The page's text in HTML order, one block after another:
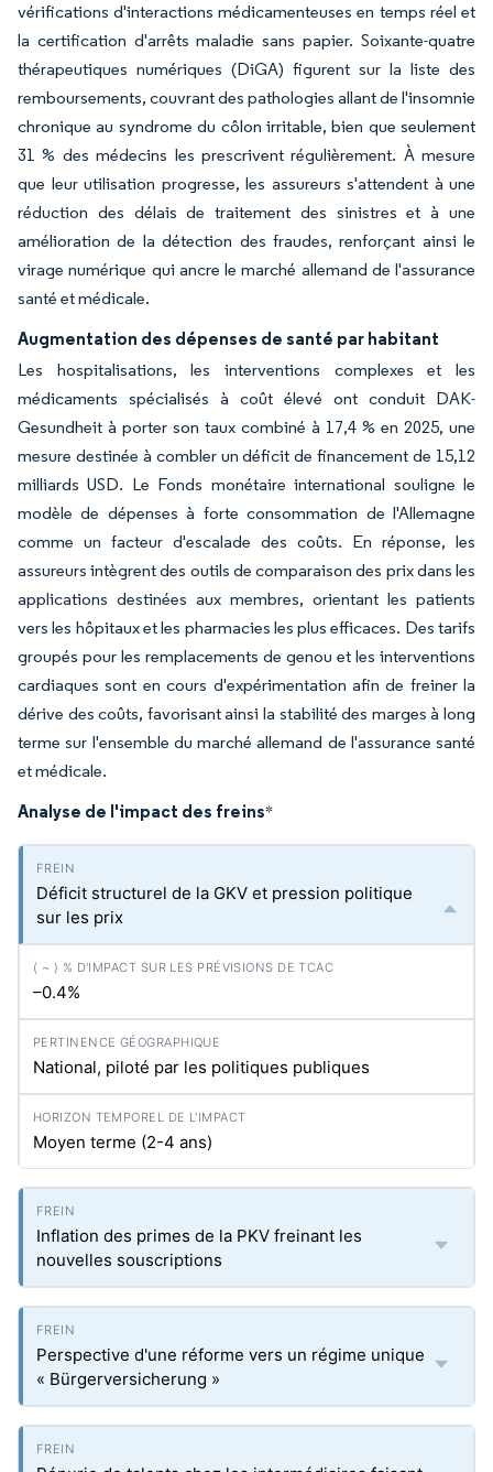
vérifications d'interactions médicamenteuses en temps réel et
la certification d'arrêts maladie sans papier. Soixante-quatre
thérapeutiques numériques (DiGA) figurent sur la liste des
remboursements, couvrant des pathologies allant de l'insomnie
chronique au syndrome du côlon irritable, bien que seulement
31 % des médecins les prescrivent régulièrement. À mesure
que leur utilisation progresse, les assureurs s'attendent à une
réduction des délais de traitement des sinistres et à une
amélioration de la détection des fraudes, renforçant ainsi le
virage numérique qui ancre le marché allemand de l'assurance
santé et médicale.
Augmentation des dépenses de santé par habitant
Les hospitalisations, les interventions complexes et les
médicaments spécialisés à coût élevé ont conduit DAK-
Gesundheit à porter son taux combiné à 17,4 % en 2025, une
mesure destinée à combler un déficit de financement de 15,12
milliards USD. Le Fonds monétaire international souligne le
modèle de dépenses à forte consommation de l'Allemagne
comme un facteur d'escalade des coûts. En réponse, les
assureurs intègrent des outils de comparaison des prix dans les
applications destinées aux membres, orientant les patients
vers les hôpitaux et les pharmacies les plus efficaces. Des tarifs
groupés pour les remplacements de genou et les interventions
cardiaques sont en cours d'expérimentation afin de freiner la
dérive des coûts, favorisant ainsi la stabilité des marges à long
terme sur l'ensemble du marché allemand de l'assurance santé
et médicale.
Analyse de l'impact des freins*
Déficit structurel de la GKV et pression politique
sur les prix
–0.4%
National, piloté par les politiques publiques
Moyen terme (2-4 ans)
Inflation des primes de la PKV freinant les
nouvelles souscriptions
Perspective d'une réforme vers un régime unique
« Bürgerversicherung »